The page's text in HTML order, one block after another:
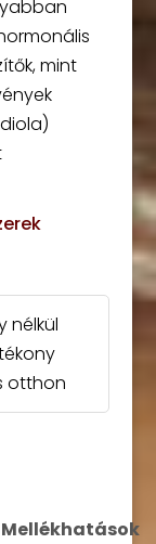
mint
nélkül
otthon
Mellékhatások